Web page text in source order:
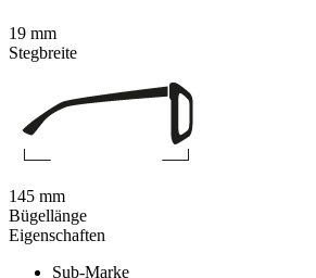
Eigenschaften
Sub-Marke
19 mm
Stegbreite
145 mm
Bügellänge